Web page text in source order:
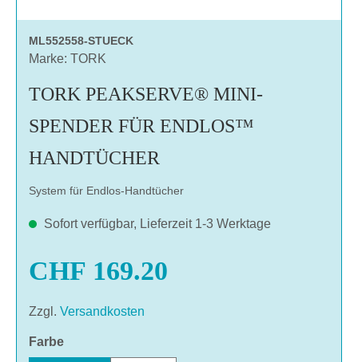
ML552558-STUECK
Marke: TORK
TORK PEAKSERVE® MINI-
SPENDER FÜR ENDLOS™
HANDTÜCHER
System für Endlos-Handtücher
Sofort verfügbar, Lieferzeit 1-3 Werktage
CHF 169.20
Zzgl. Versandkosten
Farbeauswählen